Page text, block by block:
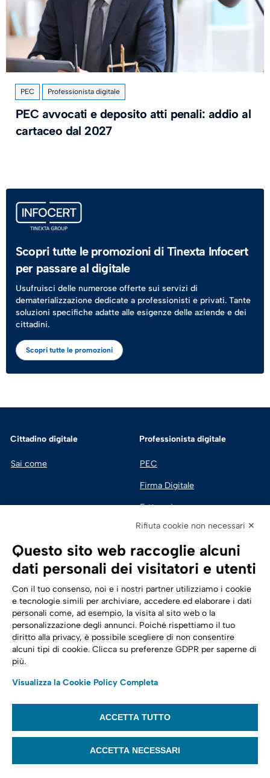
PEC Professionista digitale
PEC avvocati e deposito atti penali: addio al
cartaceo dal 2027
Scopri tutte le promozioni di Tinexta Infocert
per passare al digitale
Usufruisci delle numerose offerte sui servizi di
dematerializzazione dedicate a professionisti e privati. Tante
soluzioni specifiche adatte alle esigenze delle aziende e dei
cittadini.
Scopri tutte le promozioni
Cittadino digitale
Sai come
Professionista digitale
PEC
Firma Digitale
Fatturazione
Sicurezza Digitale
Cloud
Trasformazione digitale
Energia
Telecomunicazioni
Automotive
Seguici su:
© 2022,Tinexta Infocert S.p.A.– P.IVA 07945211006 – Cap. Sociale €
22.117.536 – REA RM 1064345 – Sede legale: Piazzale Flaminio 1/B, 00196 –
Rifiuta cookie non necessari ✕
Questo sito web raccoglie alcuni
dati personali dei visitatori e utenti
Con il tuo consenso, noi e i nostri partner utilizziamo i cookie
e tecnologie simili per archiviare, accedere ed elaborare i dati
personali come, ad esempio, la visita al sito web o la
personalizzazione degli annunci. Poiché rispettiamo il tuo
diritto alla privacy, è possibile scegliere di non consentire
alcuni tipi di cookie. Clicca su preferenze GDPR per saperne di
più.
Visualizza la Cookie Policy Completa
ACCETTA TUTTO
ACCETTA NECESSARI